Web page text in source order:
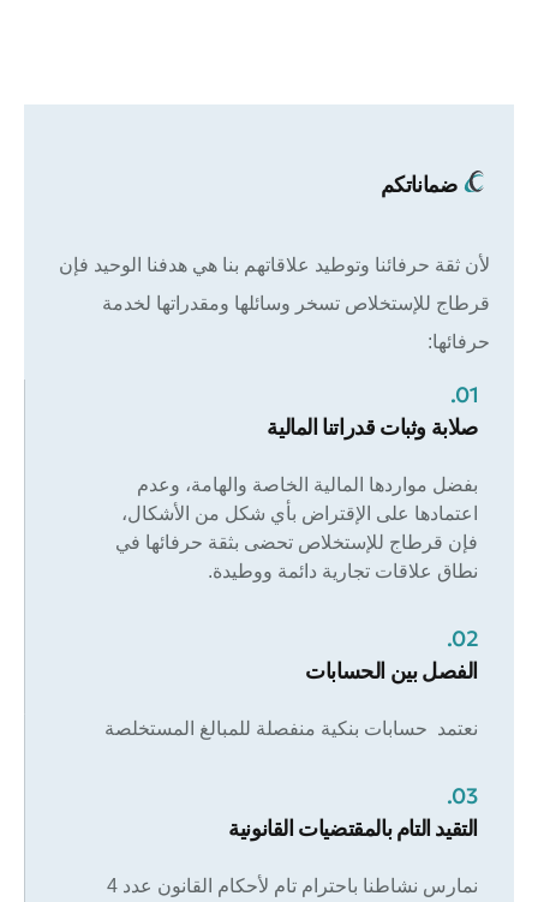
ضماناتكم
لأن ثقة حرفائنا وتوطيد علاقاتهم بنا هي هدفنا الوحيد فإن
قرطاج للإستخلاص تسخر وسائلها ومقدراتها لخدمة
حرفائها:
01.
صلابة وثبات قدراتنا المالية
بفضل مواردها المالية الخاصة والهامة، وعدم
اعتمادها على الإقتراض بأي شكل من الأشكال،
فإن قرطاج للإستخلاص تحضى بثقة حرفائها في
نطاق علاقات تجارية دائمة ووطيدة.
02.
الفصل بين الحسابات
نعتمد حسابات بنكية منفصلة للمبالغ المستخلصة
03.
التقيد التام بالمقتضيات القانونية
نمارس نشاطنا باحترام تام لأحكام القانون عدد 4